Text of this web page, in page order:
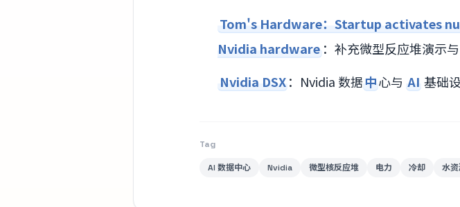
Tom's Hardware：Startup activates
Nvidia hardware ：补充微型反应堆演示
Nvidia DSX ：Nvidia 数据中心与 AI 基础
Tag
AI 数据中心 Nvidia 微型核反应堆 电力 冷却 水